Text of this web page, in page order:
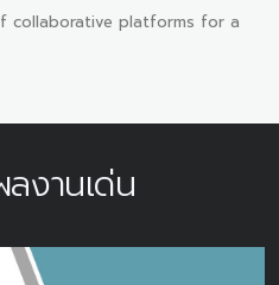
collaborative platforms for a
ลงานเด่น